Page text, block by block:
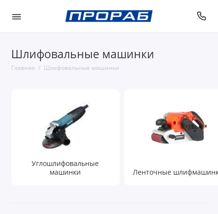
Шлифовальные машинки
Главная Шлифовальные машинки
Углошлифовальные
машинки
Ленточные